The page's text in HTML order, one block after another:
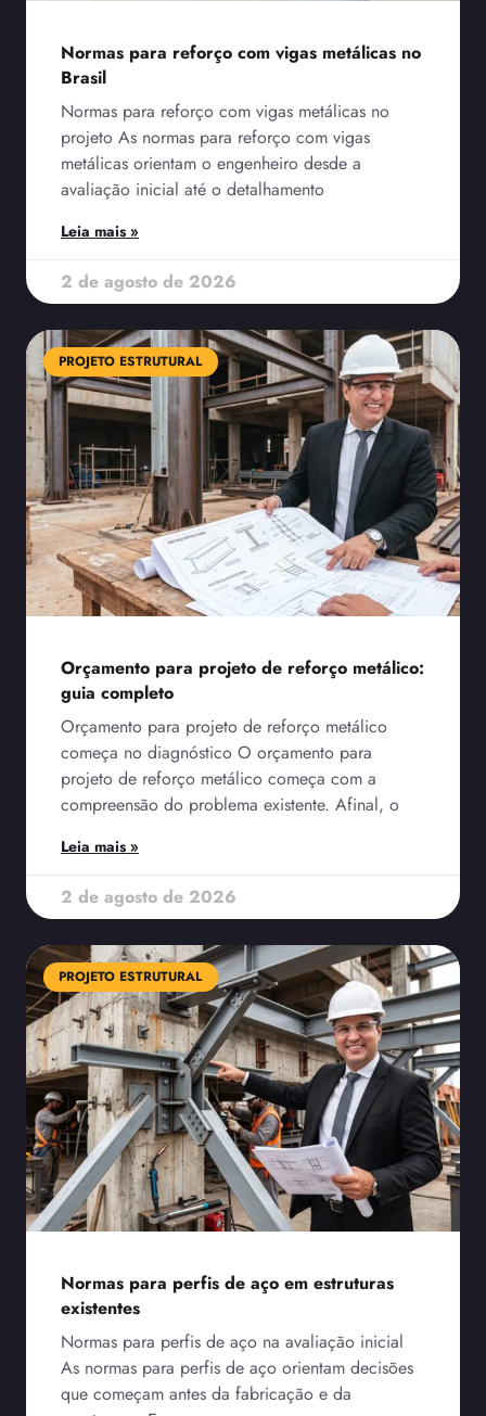
Normas para reforço com vigas metálicas no
Brasil
Normas para reforço com vigas metálicas no
projeto As normas para reforço com vigas
metálicas orientam o engenheiro desde a
avaliação inicial até o detalhamento
Leia mais »
2 de agosto de 2026
PROJETO ESTRUTURAL
Orçamento para projeto de reforço metálico:
guia completo
Orçamento para projeto de reforço metálico
começa no diagnóstico O orçamento para
projeto de reforço metálico começa com a
compreensão do problema existente. Afinal, o
Leia mais »
2 de agosto de 2026
PROJETO ESTRUTURAL
Normas para perfis de aço em estruturas
existentes
Normas para perfis de aço na avaliação inicial
As normas para perfis de aço orientam decisões
que começam antes da fabricação e da